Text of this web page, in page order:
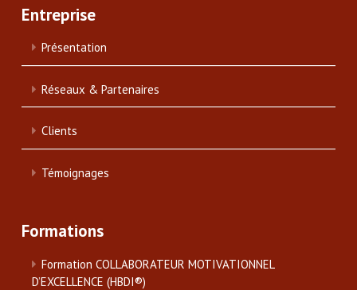
Entreprise
Présentation
Réseaux & Partenaires
Clients
Témoignages
Formations
Formation COLLABORATEUR MOTIVATIONNEL
D’EXCELLENCE (HBDI®)